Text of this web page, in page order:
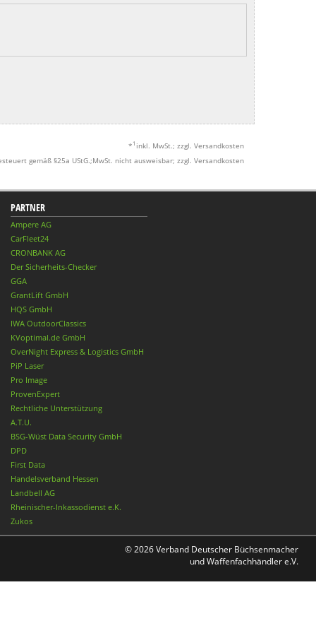
* 1 inkl. MwSt.; zzgl. Versandkosten
gemäß §25a UStG.;MwSt. nicht ausweisbar; zzgl. Versandkosten
PARTNER
Ampere AG
CarFleet24
CRONBANK AG
Der Sicherheits-Checker
GGA
GrantLift GmbH
HQS GmbH
IWA OutdoorClassics
KVoptimal.de GmbH
OverNight Express & Logistics GmbH
PiP Laser
Pro Image
ProvenExpert
Rechtliche Unterstützung
A.T.U.
BSG-Wüst Data Security GmbH
DPD
First Data
Handelsverband Hessen
Landbell AG
Rheinischer-Inkassodienst e.K.
Zukos
© 2026 Verband Deutscher Büchsenmacher
und Waffenfachhändler e.V.